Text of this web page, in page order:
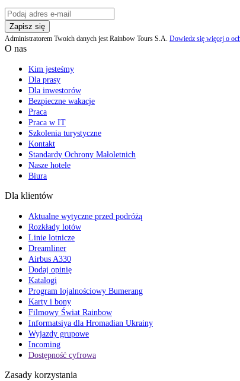
Zapisz się
Administratorem Twoich danych jest Rainbow Tours S.A. Dowiedz się więcej o
O nas
Kim jesteśmy
Dla prasy
Dla inwestorów
Bezpieczne wakacje
Praca
Praca w IT
Szkolenia turystyczne
Kontakt
Standardy Ochrony Małoletnich
Nasze hotele
Biura
Dla klientów
Aktualne wytyczne przed podróżą
Rozkłady lotów
Linie lotnicze
Dreamliner
Airbus A330
Dodaj opinię
Katalogi
Program lojalnościowy Bumerang
Karty i bony
Filmowy Świat Rainbow
Informatsiya dla Hromadian Ukrainy
Wyjazdy grupowe
Incoming
Dostępność cyfrowa
Zasady korzystania